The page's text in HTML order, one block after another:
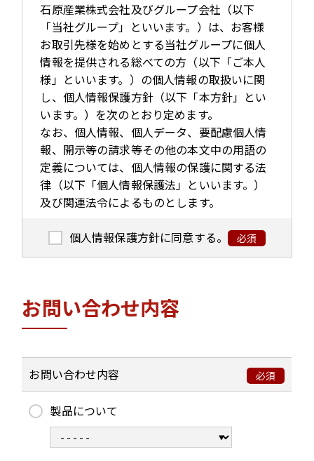
石原産業株式会社及びグループ会社（以下
「当社グループ」といいます。）は、お客様
お取引先様を始めとする当社グループに個人
情報を提供される総べての方（以下「ご本人
様」といいます。）の個人情報の取扱いに関
し、個人情報保護方針（以下「本方針」とい
います。）を次のとおり定めます。
なお、個人情報、個人データ、要配慮個人情
報、開示等の請求等その他の本文中の用語の
定義については、個人情報の保護に関する法
律（以下「個人情報保護法」といいます。）
及び関連法令によるものとします。
1. 関係法令・ガイドライン等の遵
当社グループは、個人情報保護法その他の法
令及びガイドラインを遵守し、個人情報を適
2. 個人情報等の適正な取得
当社グループは、ご本人様の個人情報を適法
個人情報保護方針に同意する。 必須
お問い合わせ内容
お問い合わせ内容 必須
製品について